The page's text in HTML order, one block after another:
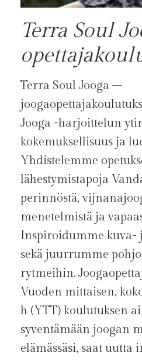
Terra Soul
Terra Soul Jooga –
Jooga -harjoittelun
kokemuksellisuus ja
Yhdistelemme
lähestymistapoja
perinnöstä,
menetelmistä ja
Inspiroidumme kuva-
sekä juurrumme
rytmeihin.
Vuoden mittaisen,
h (YTT) koulutuksen
syventämään joogan
elämässäsi, saat uutta